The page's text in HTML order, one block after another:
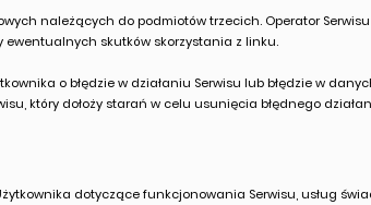
należących do podmiotów trzecich. Operator
ewentualnych skutków skorzystania z linku.
o błędzie w działaniu Serwisu lub błędzie w
który dołoży starań w celu usunięcia błędnego
dotyczące funkcjonowania Serwisu, usług